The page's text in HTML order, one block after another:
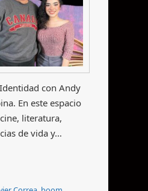
con Andy
En este espacio
literatura,
de vida y…